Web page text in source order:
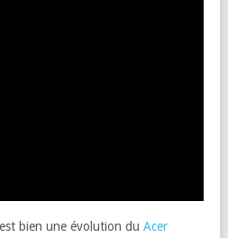
bien une évolution du Acer